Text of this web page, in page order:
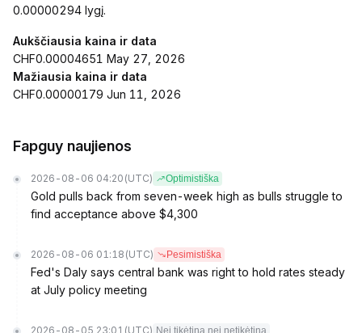
0.00000294 lygį.
Aukščiausia kaina ir data
CHF0.00004651 May 27, 2026
Mažiausia kaina ir data
CHF0.00000179 Jun 11, 2026
Fapguy naujienos
2026-08-06 04:20 (UTC) Optimistiška
Gold pulls back from seven-week high as bulls struggle to
find acceptance above $4,300
2026-08-06 01:18 (UTC) Pesimistiška
Fed's Daly says central bank was right to hold rates steady
at July policy meeting
2026-08-05 23:01 (UTC) Nei tikėtina nei netikėtina